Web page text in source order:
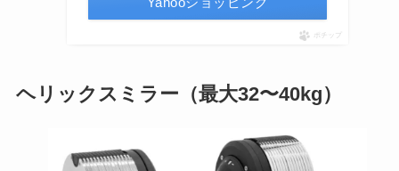
ポチップ
ヘリックスミラー（最大32〜40kg）